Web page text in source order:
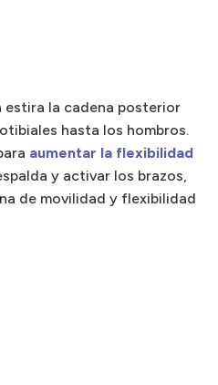
estira la cadena posterior
hasta los hombros.
aumentar la flexibilidad
y activar los brazos,
de movilidad y flexibilidad